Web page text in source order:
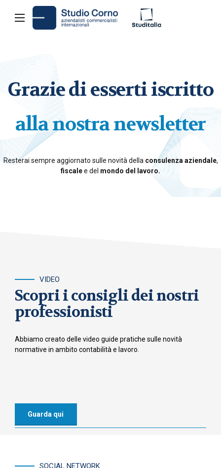
Grazie di esserti iscritto
alla nostra newsletter
Resterai sempre aggiornato sulle novità della consulenza aziendale,
fiscalee del mondo del lavoro.
VIDEO
Scopri i consigli dei nostri
professionisti
Abbiamo creato delle video guide pratiche sulle novità
normative in ambito contabilità e lavoro.
Guarda qui
SOCIAL NETWORK